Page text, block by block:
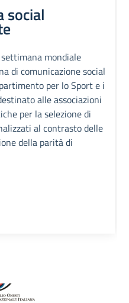
social
mondiale
di comunicazione social
per lo Sport e i
alle associazioni
per la selezione di
al contrasto delle
della parità di